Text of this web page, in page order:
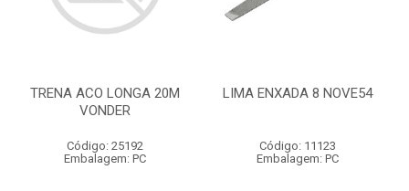
TRENA ACO LONGA 20M
VONDER
Código: 25192
Embalagem: PC
LIMA ENXADA 8 NOVE54
Código: 11123
Embalagem: PC